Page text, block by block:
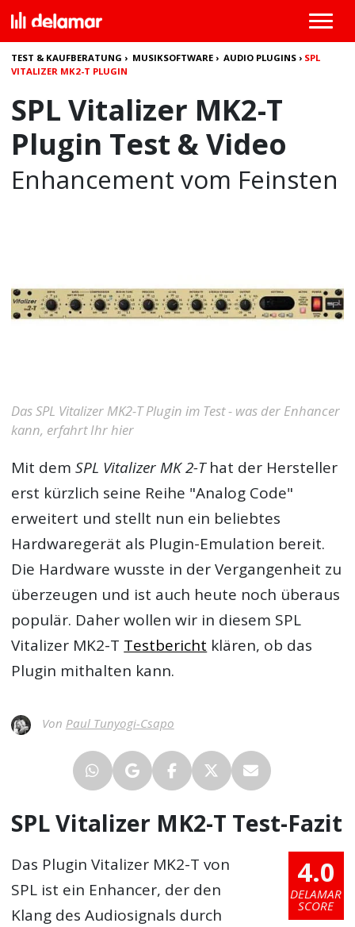
TEST & KAUFBERATUNG › MUSIKSOFTWARE ›AUDIO PLUGINS › SPL
VITALIZER MK2-T PLUGIN
SPL Vitalizer MK2-T
Plugin Test & Video
Enhancement vom Feinsten
Das SPL Vitalizer MK2-T Plugin im Test - was der Enhancer
kann, erfahrt Ihr hier
Mit demSPL Vitalizer MK 2-That der Hersteller
erst kürzlich seine Reihe "Analog Code"
erweitert und stellt nun ein beliebtes
Hardwaregerät als Plugin-Emulation bereit.
Die Hardware wusste in der Vergangenheit zu
überzeugen und ist auch heute noch überaus
populär. Daher wollen wir in diesem SPL
Vitalizer MK2-T Testbericht klären, ob das
Plugin mithalten kann.
Von Paul Tunyogi-Csapo
SPL Vitalizer MK2-T Test-Fazit
4.0
DELAMAR
SCORE
Das Plugin Vitalizer MK2-T von
SPL ist ein Enhancer, der den
Klang des Audiosignals durch